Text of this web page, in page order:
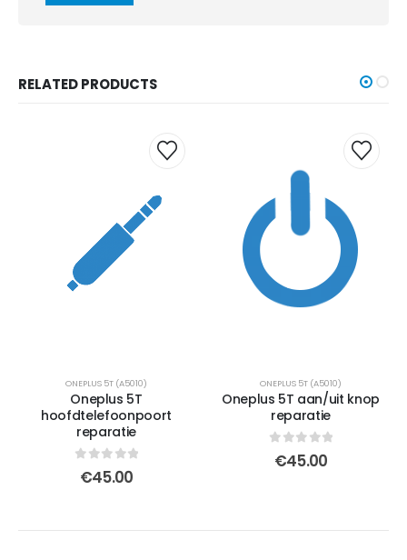
RELATED PRODUCTS
ONEPLUS 5T (A5010)
Oneplus 5T
hoofdtelefoonpoort
reparatie
out of 5
€45.00
ONEPLUS 5T (A5010)
Oneplus 5T aan/uit knop
reparatie
out of 5
€45.00